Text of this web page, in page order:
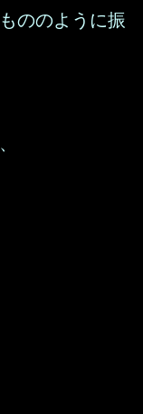
ののように振